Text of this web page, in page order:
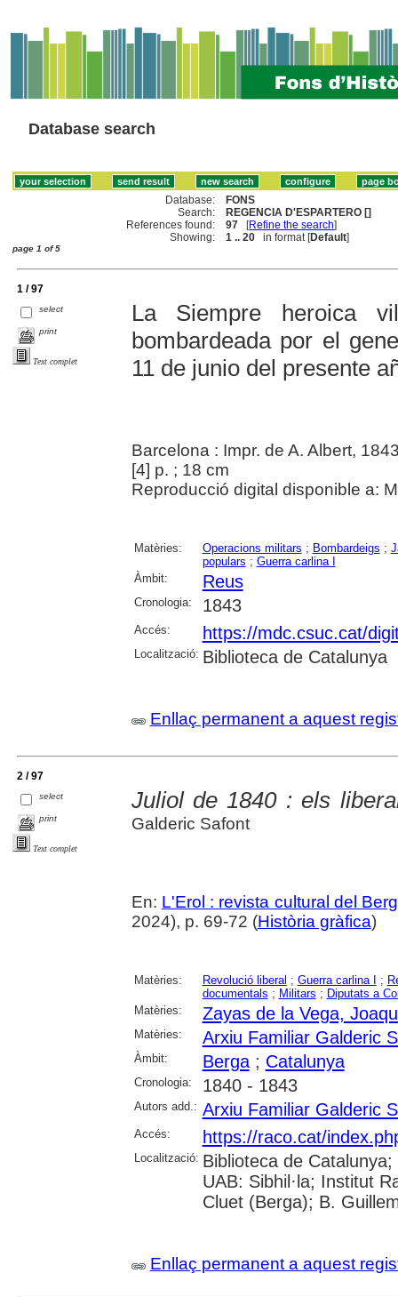
Database search
Database:
FONS
Search:
REGENCIA D'ESPARTERO []
References found:
97 [Refine the search]
Showing:
1 .. 20 in format [Default]
page 1 of 5
1 / 97
select
print
Text complet
La Siempre heroica
bombardeada por el
11 de junio del presente
Barcelona : Impr. de A. Albert,
[4] p. ; 18 cm
Reproducció digital disponible a:
Matèries: Operacions militars ; Bombardeigs ;
populars ; Guerra carlina I
Àmbit:
Reus
Cronologia: 1843
Accés: https://mdc.csuc.cat/
Localització: Biblioteca de Catalunya
Enllaç permanent a aquest
2 / 97
select
print
Text complet
Juliol de 1840 : els
Galderic Safont
En: L'Erol : revista cultural del
2024), p. 69-72 (Història gràfica)
Matèries: Revolució liberal ; Guerra carlina I ;
documentals ; Militars ; Diputats a
Matèries:
Zayas de la Vega,
Matèries: Arxiu Familiar Galderic
Àmbit: Berga; Catalunya
Cronologia: 1840 - 1843
Autors add.: Arxiu Familiar Galderic
Accés: https://raco.cat/
Localització: Biblioteca de
UAB: Sibhil·la; Institut
Cluet (Berga); B.
Enllaç permanent a aquest